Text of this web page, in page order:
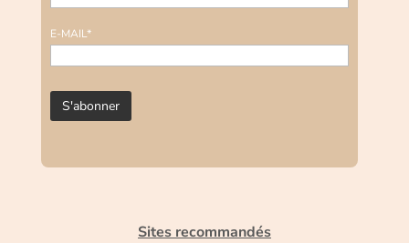
E-MAIL*
Sites recommandés